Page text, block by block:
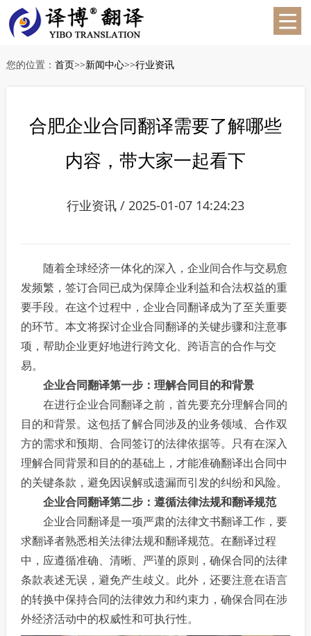
您的位置： 首页>>新闻中心>>行业资讯
合肥企业合同翻译需要了解哪些
内容，带大家一起看下
行业资讯 / 2025-01-07 14:24:23
随着全球经济一体化的深入，企业间合作与交易愈
发频繁，签订合同已成为保障企业利益和合法权益的重
要手段。在这个过程中，企业合同翻译成为了至关重要
的环节。本文将探讨企业合同翻译的关键步骤和注意事
项，帮助企业更好地进行跨文化、跨语言的合作与交
易。
企业合同翻译第一步：理解合同目的和背景
在进行企业合同翻译之前，首先要充分理解合同的
目的和背景。这包括了解合同涉及的业务领域、合作双
方的需求和预期、合同签订的法律依据等。只有在深入
理解合同背景和目的的基础上，才能准确翻译出合同中
的关键条款，避免因误解或遗漏而引发的纠纷和风险。
企业合同翻译第二步：遵循法律法规和翻译规范
企业合同翻译是一项严肃的法律文书翻译工作，要
求翻译者熟悉相关法律法规和翻译规范。在翻译过程
中，应遵循准确、清晰、严谨的原则，确保合同的法律
条款表述无误，避免产生歧义。此外，还要注意在语言
的转换中保持合同的法律效力和约束力，确保合同在涉
外经济活动中的权威性和可执行性。